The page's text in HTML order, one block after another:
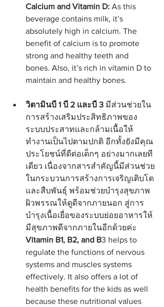
Calcium and Vitamin D: As this
beverage contains milk, it’s
absolutely high in calcium. The
benefit of calcium is to promote
strong and healthy teeth and
bones. Also, it’s rich in vitamin D to
maintain and healthy bones.
วิตามินบี 1 บี 2 และบี 3 มีส่วนช่วยใน
การสร้างเสริมประสิทธิภาพของ
ระบบประสาทและกล้ามเนื้อให้
ทำงานเป็นไปตามปกติ อีกทั้งยังมีคุณ
ประโยชน์ที่ดีต่อเด็กๆ อย่างมากเลยที
เดียว เนื่องจากสารสำคัญนี้มีส่วนช่วย
ในกระบวนการสร้างการเจริญเติบโต
และสืบพันธุ์ พร้อมช่วยบำรุงสุขภาพ
ผิวพรรณให้ดูดีจากภายนอก สู่การ
บำรุงเนื้อเยื่อของระบบย่อยอาหารให้
มีสุขภาพดีจากภายในอีกด้วยค่ะ
Vitamin B1, B2, and B3 helps to
regulate the functions of nervous
systems and muscles systems
effectively. It also offers a lot of
health benefits for the kids as well
because these nutritional values